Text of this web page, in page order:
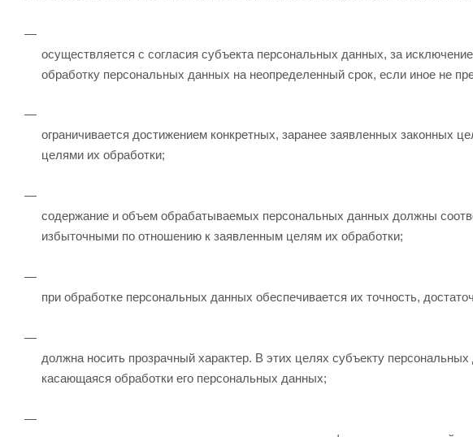
осуществляется с согласия субъекта персональных данных, за
обработку персональных данных на неопределенный срок, если иное не
ограничивается достижением конкретных, заранее заявленных законных
целями их обработки;
содержание и объем обрабатываемых персональных данных должны
избыточными по отношению к заявленным целям их обработки;
при обработке персональных данных обеспечивается их точность,
должна носить прозрачный характер. В этих целях субъекту
касающаяся обработки его персональных данных;